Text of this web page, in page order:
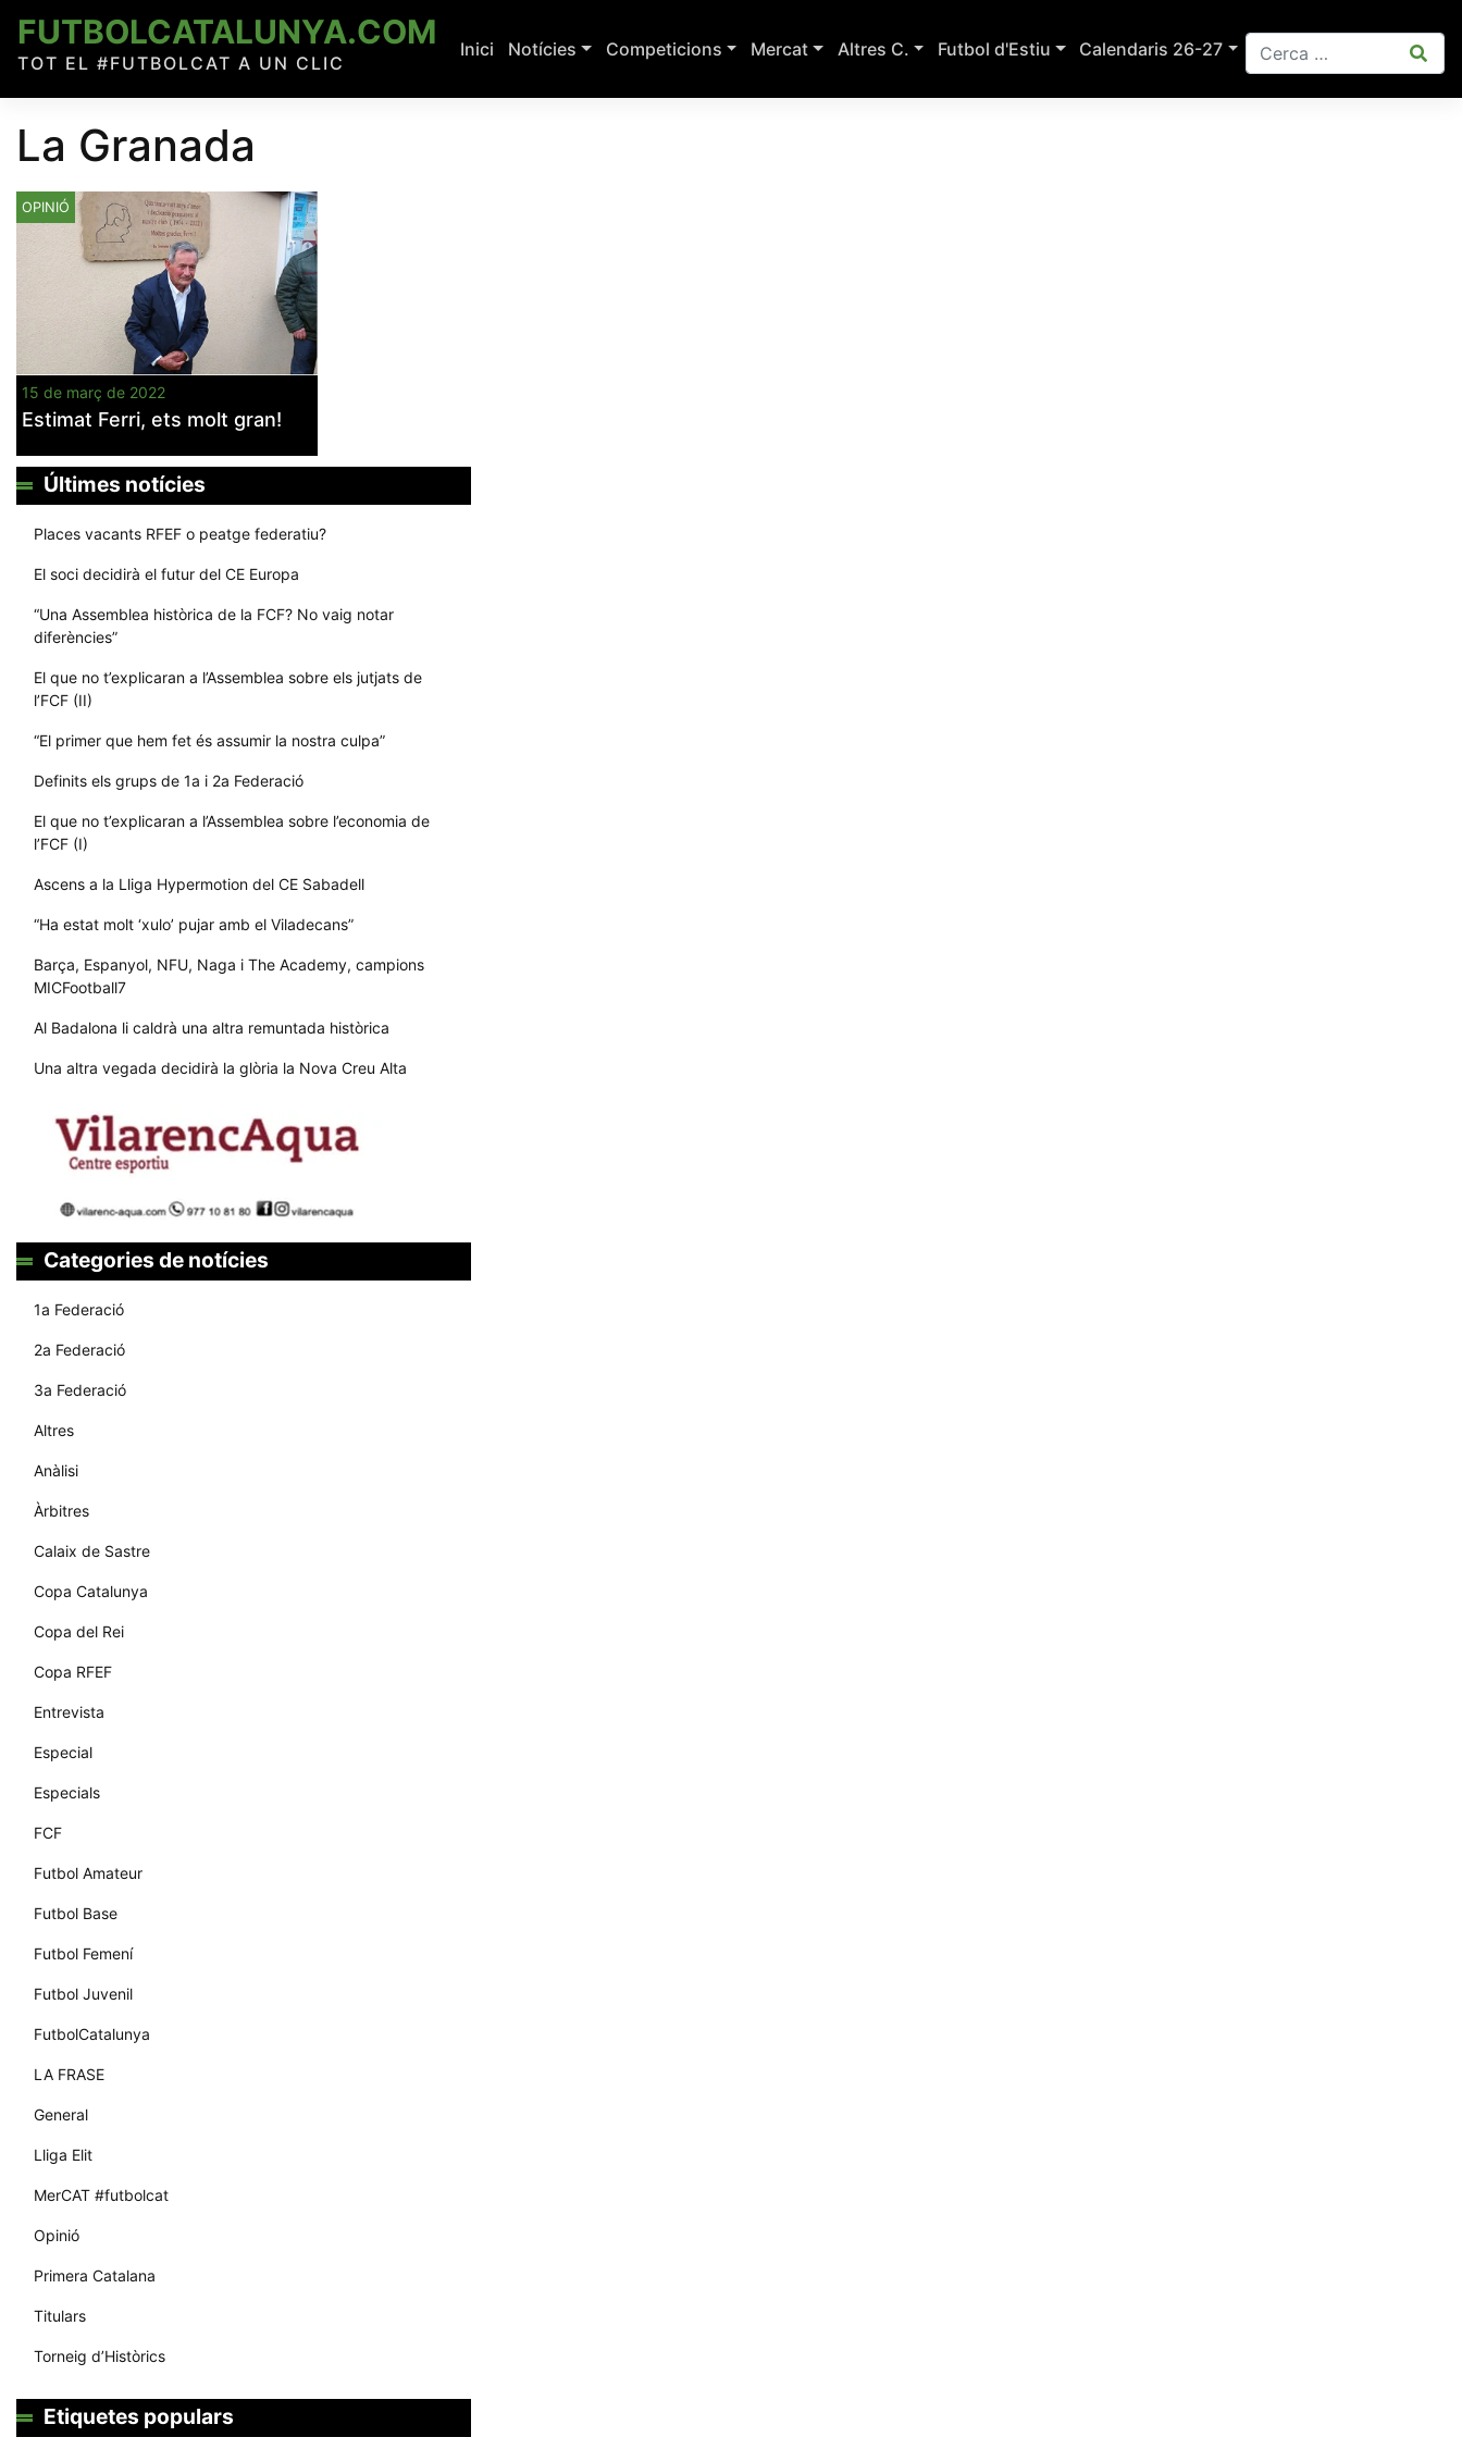
content
FUTBOLCATALUNYA.COM
TOT EL #FUTBOLCAT A UN CLIC
Inici Notícies Competicions Mercat Altres C. Futbol d'Estiu Calendaris 26-27
La Granada
OPINIÓ
15 de març de 2022
Estimat Ferri, ets molt gran!
Últimes notícies
Places vacants RFEF o peatge federatiu?
El soci decidirà el futur del CE Europa
“Una Assemblea històrica de la FCF? No vaig notar
diferències”
El que no t’explicaran a l’Assemblea sobre els jutjats de
l’FCF (II)
“El primer que hem fet és assumir la nostra culpa”
Definits els grups de 1a i 2a Federació
El que no t’explicaran a l’Assemblea sobre l’economia de
l’FCF (I)
Ascens a la Lliga Hypermotion del CE Sabadell
“Ha estat molt ‘xulo’ pujar amb el Viladecans”
Barça, Espanyol, NFU, Naga i The Academy, campions
MICFootball7
Al Badalona li caldrà una altra remuntada històrica
Una altra vegada decidirà la glòria la Nova Creu Alta
Categories de notícies
1a Federació
2a Federació
3a Federació
Altres
Anàlisi
Àrbitres
Calaix de Sastre
Copa Catalunya
Copa del Rei
Copa RFEF
Entrevista
Especial
Especials
FCF
Futbol Amateur
Futbol Base
Futbol Femení
Futbol Juvenil
FutbolCatalunya
LA FRASE
General
Lliga Elit
MerCAT #futbolcat
Opinió
Primera Catalana
Titulars
Torneig d’Històrics
Etiquetes populars